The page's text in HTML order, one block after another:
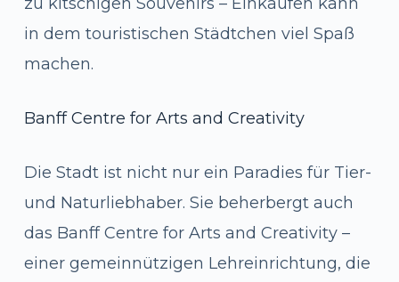
in dem touristischen Städtchen viel Spaß
machen.
Banff Centre for Arts and Creativity
Die Stadt ist nicht nur ein Paradies für Tier-
und Naturliebhaber. Sie beherbergt auch
das Banff Centre for Arts and Creativity –
einer gemeinnützigen Lehreinrichtung, die